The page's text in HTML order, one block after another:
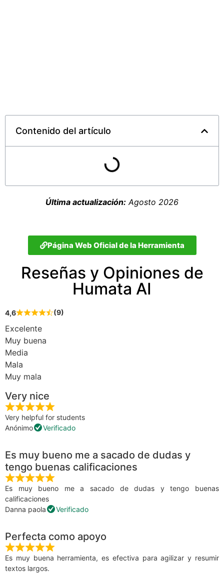
Contenido del artículo
Última actualización: Agosto 2026
Página Web Oficial de la Herramienta
Reseñas y Opiniones de
Humata AI
4,6 (9)
Excelente
Muy buena
Media
Mala
Muy mala
Very nice
Very helpful for students
Anónimo
Verificado
Es muy bueno me a sacado de dudas y
tengo buenas calificaciones
Es muy bueno me a sacado de dudas y tengo buenas
calificaciones
Danna paola
Verificado
Perfecta como apoyo
Es muy buena herramienta, es efectiva para agilizar y resumir
textos largos.